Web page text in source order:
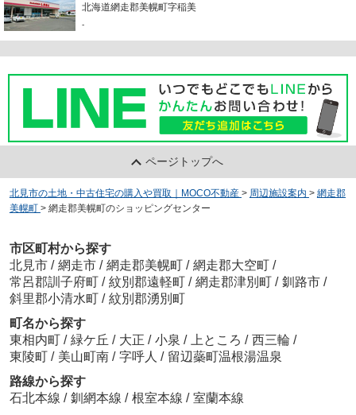
北海道網走郡美幌町字稲美
-
ページトップへ
北見市の土地・中古住宅の購入や買取｜MOCO不動産 > 周辺施設案内 > 網走郡
美幌町 > 網走郡美幌町のショッピングセンター
市区町村から探す
北見市 / 網走市 / 網走郡美幌町 / 網走郡大空町 /
常呂郡訓子府町 / 紋別郡遠軽町 / 網走郡津別町 / 釧路市 /
斜里郡小清水町 / 紋別郡湧別町
町名から探す
東相内町 / 緑ケ丘 / 大正 / 小泉 / 上ところ / 西三輪 /
東陵町 / 美山町南 / 字呼人 / 留辺蘂町温根湯温泉
路線から探す
石北本線 / 釧網本線 / 根室本線 / 室蘭本線